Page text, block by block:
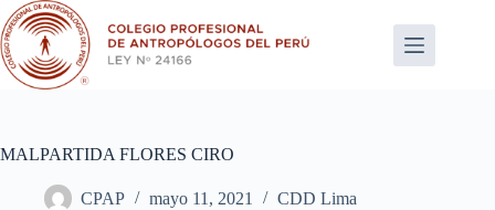
Saltar
al
contenido
MALPARTIDA FLORES CIRO
CPAP mayo 11, 2021 CDD Lima